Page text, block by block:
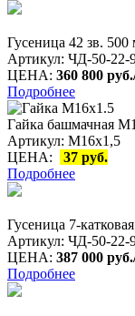
Гусеница 42 зв. 500
Артикул: ЧД-50-22-
ЦЕНА: 360 800
Подробнее
Гайка башмачная
Артикул: М16х1,5
ЦЕНА:
37 руб.
Подробнее
Гусеница 7-
Артикул: ЧД-50-22-
ЦЕНА: 387 000
Подробнее